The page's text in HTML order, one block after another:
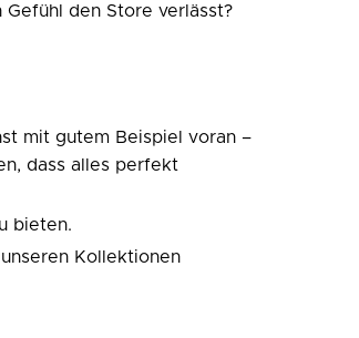
den Store verlässt?
mit gutem Beispiel voran –
dass alles perfekt
bieten.
Kollektionen